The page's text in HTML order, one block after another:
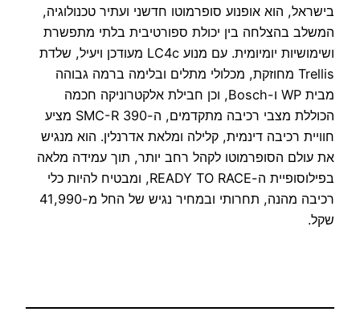
בישראל, הוא אופנוע סופרמוטו חדשני ועתיר טכנולוגיה,
המשלב בהצלחה בין יכולת ספורטיבית בלתי מתפשרת
ושימושיות יומיומית. עם מנוע LC4c מעודכן ויעיל, שלדת
Trellis מחוזקת, מכלולי מתלים ובלימה ברמה גבוהה
מבית WP ו-Bosch, וכן חבילת אלקטרוניקה חכמה
הכוללת מצבי רכיבה מתקדמים, ה-390 SMC-R מציע
חוויית רכיבה דינמית, קלילה ומלאת אדרנלין. הוא מנגיש
את עולם הסופרמוטו לקהל רחב יותר, תוך עמידה מלאה
בפילוסופיית ה-READY TO RACE, ומבטיח להיות כלי
רכיבה מהנה, תחרותי ובמחיר נגיש של החל מ-41,990
שקל.